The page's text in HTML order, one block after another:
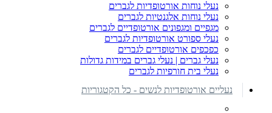
נעלי נוחות אורטופדיות לגברים
נעלי נוחות אלגנטיות לגברים
מגפיים ומגפונים אורטופדיים לגברים
נעלי ספורט אורטופדיות לגברים
כפכפים אורטופדיים לגברים
נעלי גברים | נעלי גברים במידות גדולות
נעלי בית חורפיות לגברים
נעליים אורטופדיות לנשים - כל הקטגוריות